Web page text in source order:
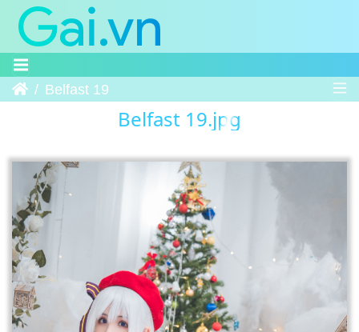
Trang chủBelfast 19
Belfast 19.jpg